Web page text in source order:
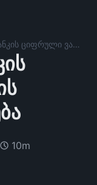
ცენტრალური ბანკის ციფრული ვალუტის (CBDC) განმარტება
10m